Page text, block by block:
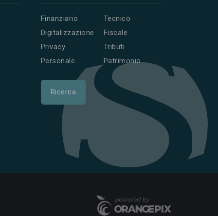
Finanziario
Digitalizzazione
Privacy
Personale
Tecnico
Fiscale
Tributi
Patrimonio
Ricerca